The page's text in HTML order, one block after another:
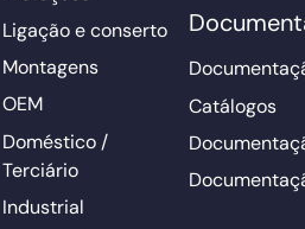
Ligação e conserto
Montagens
OEM
Doméstico /
Terciário
Industrial
Catálogos